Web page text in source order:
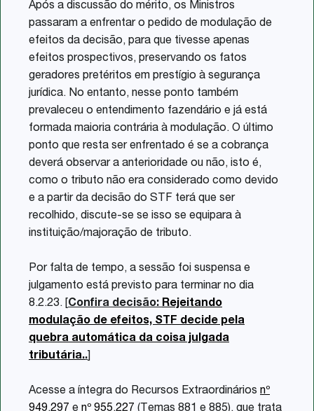
Após a discussão do mérito, os Ministros
passaram a enfrentar o pedido de modulação de
efeitos da decisão, para que tivesse apenas
efeitos prospectivos, preservando os fatos
geradores pretéritos em prestígio à segurança
jurídica. No entanto, nesse ponto também
prevaleceu o entendimento fazendário e já está
formada maioria contrária à modulação. O último
ponto que resta ser enfrentado é se a cobrança
deverá observar a anterioridade ou não, isto é,
como o tributo não era considerado como devido
e a partir da decisão do STF terá que ser
recolhido, discute-se se isso se equipara à
instituição/majoração de tributo.
Por falta de tempo, a sessão foi suspensa e
julgamento está previsto para terminar no dia
8.2.23. [ Confira decisão: Rejeitando
modulação de efeitos, STF decide pela
quebra automática da coisa julgada
tributária..
Acesse a íntegra do Recursos Extraordinários nº